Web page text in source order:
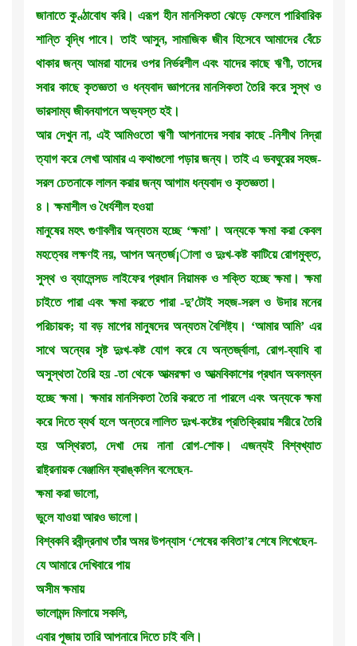
জানাতে কুণ্ঠাবোধ করি। এরূপ হীন মানসিকতা ঝেড়ে ফেললে পারিবারিক
শান্তি বৃদ্ধি পাবে। তাই আসুন, সামাজিক জীব হিসেবে আমাদের বেঁচে
থাকার জন্য আমরা যাদের ওপর নির্ভরশীল এবং যাদের কাছে ঋণী, তাদের
সবার কাছে কৃতজ্ঞতা ও ধন্যবাদ জ্ঞাপনের মানসিকতা তৈরি করে সুস্থ ও
ভারসাম্য জীবনযাপনে অভ্যস্ত হই।
আর দেখুন না, এই আমিওতো ঋণী আপনাদের সবার কাছে -নিশীথ নিদ্রা
ত্যাগ করে লেখা আমার এ কথাগুলো পড়ার জন্য। তাই এ ভবঘুরের সহজ-
সরল চেতনাকে লালন করার জন্য আগাম ধন্যবাদ ও কৃতজ্ঞতা।
৪। ক্ষমাশীল ও ধৈর্যশীল হওয়া
মানুষের মহৎ গুণাবলীর অন্যতম হচ্ছে ‘ক্ষমা’। অন্যকে ক্ষমা করা কেবল
মহত্বের লক্ষণই নয়, আপন অন্তর্জ¡ালা ও দুঃখ-কষ্ট কাটিয়ে রোগমুক্ত,
সুস্থ ও ব্যালেন্সড লাইফের প্রধান নিয়ামক ও শক্তি হচ্ছে ক্ষমা। ক্ষমা
চাইতে পারা এবং ক্ষমা করতে পারা -দু’টোই সহজ-সরল ও উদার মনের
পরিচায়ক; যা বড় মাপের মানুষদের অন্যতম বৈশিষ্ট্য। ‘আমার আমি’ এর
সাথে অন্যের সৃষ্ট দুঃখ-কষ্ট যোগ করে যে অন্তর্জ্বালা, রোগ-ব্যাধি বা
অসুস্থতা তৈরি হয় -তা থেকে আত্মরক্ষা ও আত্মবিকাশের প্রধান অবলম্বন
হচ্ছে ক্ষমা। ক্ষমার মানসিকতা তৈরি করতে না পারলে এবং অন্যকে ক্ষমা
করে দিতে ব্যর্থ হলে অন্তরে লালিত দুঃখ-কষ্টের প্রতিক্রিয়ায় শরীরে তৈরি
হয় অস্থিরতা, দেখা দেয় নানা রোগ-শোক। এজন্যই বিশ্বখ্যাত
রাষ্ট্রনায়ক বেঞ্জামিন ফ্রাঙ্কলিন বলেছেন-
ক্ষমা করা ভালো,
ভুলে যাওয়া আরও ভালো।
বিশ্বকবি রবীন্দ্রনাথ তাঁর অমর উপন্যাস ‘শেষের কবিতা’র শেষে লিখেছেন-
যে আমারে দেখিবারে পায়
অসীম ক্ষমায়
ভালোমন্দ মিলায়ে সকলি,
এবার পূজায় তারি আপনারে দিতে চাই বলি।